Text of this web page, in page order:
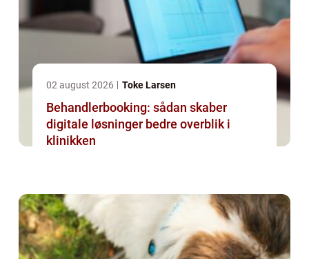
02 august 2026 Toke Larsen
Behandlerbooking: sådan skaber
digitale løsninger bedre overblik i
klinikken